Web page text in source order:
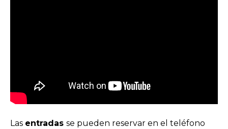
Las entradas se pueden reservar en el teléfono